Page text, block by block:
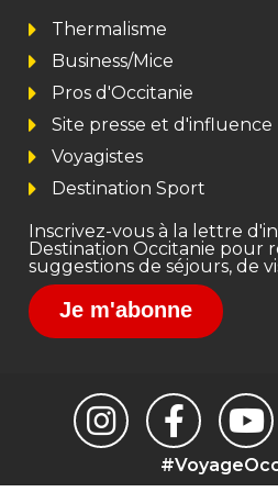
Thermalisme
Business/Mice
Pros d'Occitanie
Site presse et d'influence
Voyagistes
Destination Sport
Inscrivez-vous à la lettre
Destination Occitanie pour
suggestions de séjours, de
Je m'abonne